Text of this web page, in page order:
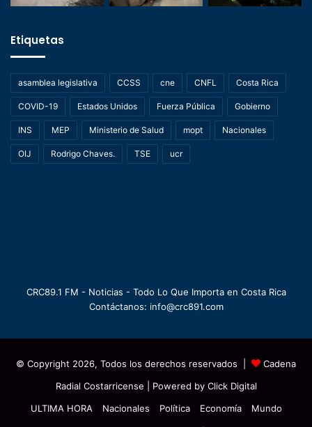
Etiquetas
asamblea legislativa CCSS cne CNFL Costa Rica
COVID-19 Estados Unidos Fuerza Pública Gobierno
INS MEP Ministerio de Salud mopt Nacionales
OIJ Rodrigo Chaves. TSE ucr
CRC89.1 FM - Noticias - Todo Lo Que Importa en Costa Rica
Contáctanos: info@crc891.com
© Copyright 2026, Todos los derechos reservados |
Cadena
Radial Costarricense | Powered by Click Digital
ULTIMA HORA
Nacionales Política Economía
Mundo